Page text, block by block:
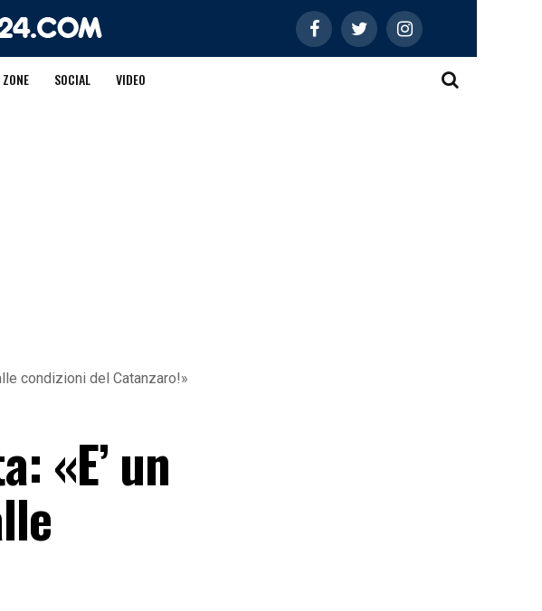
SOCIAL VIDEO
condizioni del Catanzaro!»
«E’ un